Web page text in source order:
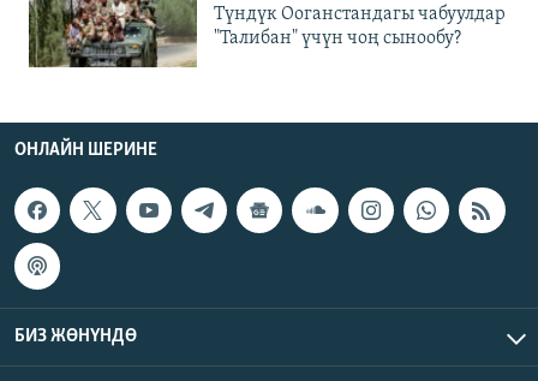
Түндүк Ооганстандагы чабуулдар
"Талибан" үчүн чоң сынообу?
ОНЛАЙН ШЕРИНЕ
БИЗ ЖӨНҮНДӨ